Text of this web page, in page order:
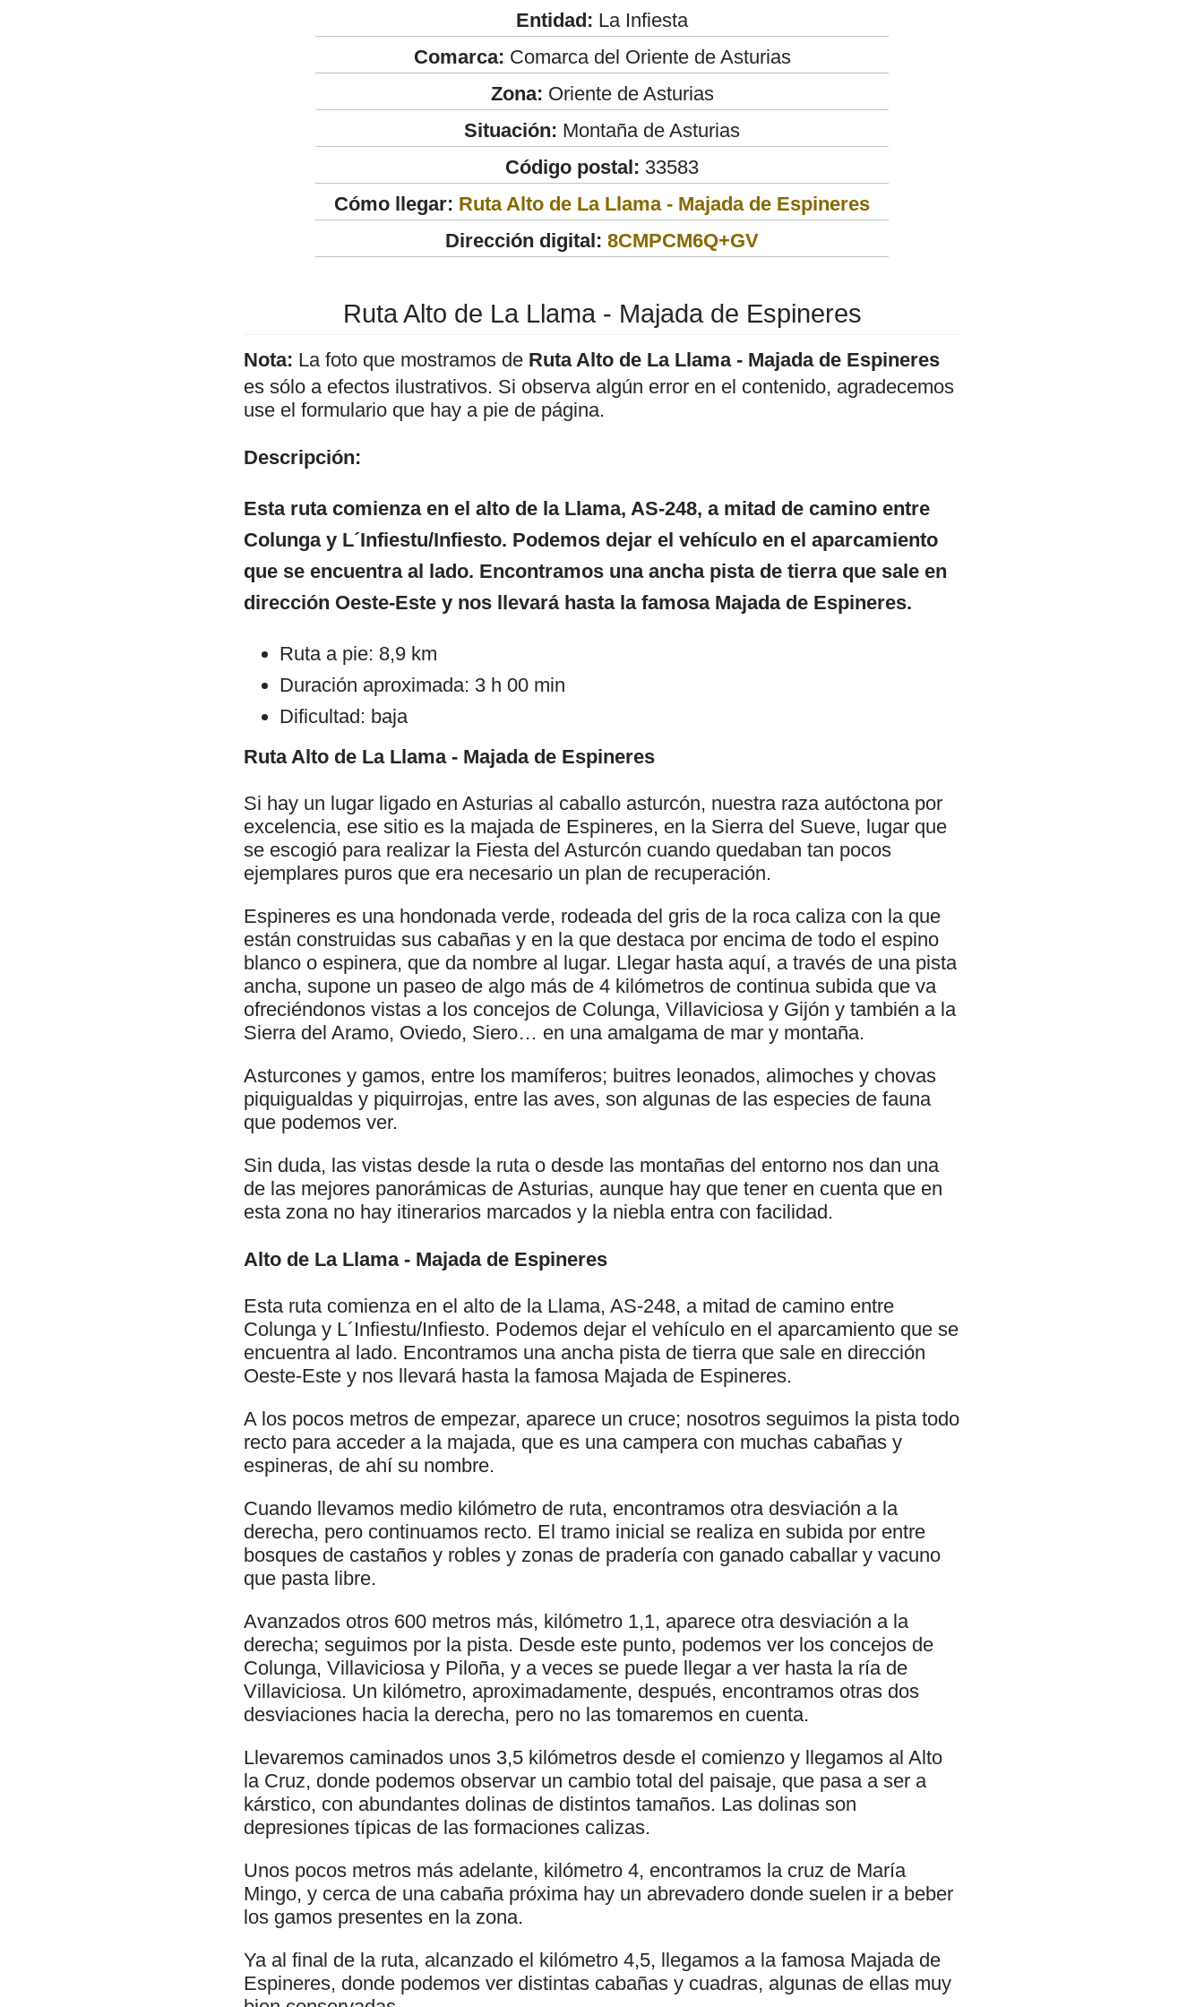
Entidad: La Infiesta
Comarca: Comarca del Oriente de Asturias
Zona: Oriente de Asturias
Situación: Montaña de Asturias
Código postal: 33583
Cómo llegar: Ruta Alto de La Llama - Majada de Espineres
Dirección digital: 8CMPCM6Q+GV
Ruta Alto de La Llama - Majada de Espineres
Nota: La foto que mostramos de Ruta Alto de La Llama - Majada de Espineres
es sólo a efectos ilustrativos. Si observa algún error en el contenido, agradecemos
use el formulario que hay a pie de página.
Descripción:
Esta ruta comienza en el alto de la Llama, AS-248, a mitad de camino entre
Colunga y L´Infiestu/Infiesto. Podemos dejar el vehículo en el aparcamiento
que se encuentra al lado. Encontramos una ancha pista de tierra que sale en
dirección Oeste-Este y nos llevará hasta la famosa Majada de Espineres.
Ruta a pie: 8,9 km
Duración aproximada: 3 h 00 min
Dificultad: baja
Ruta Alto de La Llama - Majada de Espineres
Si hay un lugar ligado en Asturias al caballo asturcón, nuestra raza autóctona por
excelencia, ese sitio es la majada de Espineres, en la Sierra del Sueve, lugar que
se escogió para realizar la Fiesta del Asturcón cuando quedaban tan pocos
ejemplares puros que era necesario un plan de recuperación.
Espineres es una hondonada verde, rodeada del gris de la roca caliza con la que
están construidas sus cabañas y en la que destaca por encima de todo el espino
blanco o espinera, que da nombre al lugar. Llegar hasta aquí, a través de una pista
ancha, supone un paseo de algo más de 4 kilómetros de continua subida que va
ofreciéndonos vistas a los concejos de Colunga, Villaviciosa y Gijón y también a la
Sierra del Aramo, Oviedo, Siero… en una amalgama de mar y montaña.
Asturcones y gamos, entre los mamíferos; buitres leonados, alimoches y chovas
piquigualdas y piquirrojas, entre las aves, son algunas de las especies de fauna
que podemos ver.
Sin duda, las vistas desde la ruta o desde las montañas del entorno nos dan una
de las mejores panorámicas de Asturias, aunque hay que tener en cuenta que en
esta zona no hay itinerarios marcados y la niebla entra con facilidad.
Alto de La Llama - Majada de Espineres
Esta ruta comienza en el alto de la Llama, AS-248, a mitad de camino entre
Colunga y L´Infiestu/Infiesto. Podemos dejar el vehículo en el aparcamiento que se
encuentra al lado. Encontramos una ancha pista de tierra que sale en dirección
Oeste-Este y nos llevará hasta la famosa Majada de Espineres.
A los pocos metros de empezar, aparece un cruce; nosotros seguimos la pista todo
recto para acceder a la majada, que es una campera con muchas cabañas y
espineras, de ahí su nombre.
Cuando llevamos medio kilómetro de ruta, encontramos otra desviación a la
derecha, pero continuamos recto. El tramo inicial se realiza en subida por entre
bosques de castaños y robles y zonas de pradería con ganado caballar y vacuno
que pasta libre.
Avanzados otros 600 metros más, kilómetro 1,1, aparece otra desviación a la
derecha; seguimos por la pista. Desde este punto, podemos ver los concejos de
Colunga, Villaviciosa y Piloña, y a veces se puede llegar a ver hasta la ría de
Villaviciosa. Un kilómetro, aproximadamente, después, encontramos otras dos
desviaciones hacia la derecha, pero no las tomaremos en cuenta.
Llevaremos caminados unos 3,5 kilómetros desde el comienzo y llegamos al Alto
la Cruz, donde podemos observar un cambio total del paisaje, que pasa a ser a
kárstico, con abundantes dolinas de distintos tamaños. Las dolinas son
depresiones típicas de las formaciones calizas.
Unos pocos metros más adelante, kilómetro 4, encontramos la cruz de María
Mingo, y cerca de una cabaña próxima hay un abrevadero donde suelen ir a beber
los gamos presentes en la zona.
Ya al final de la ruta, alcanzado el kilómetro 4,5, llegamos a la famosa Majada de
Espineres, donde podemos ver distintas cabañas y cuadras, algunas de ellas muy